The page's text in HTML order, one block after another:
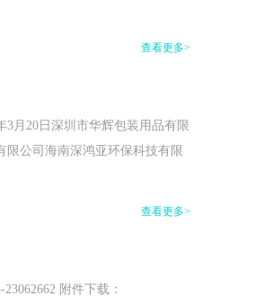
查看更多>
月20日深圳市华辉包装用品有限
限公司海南深鸿亚环保科技有限
查看更多>
附件下载：